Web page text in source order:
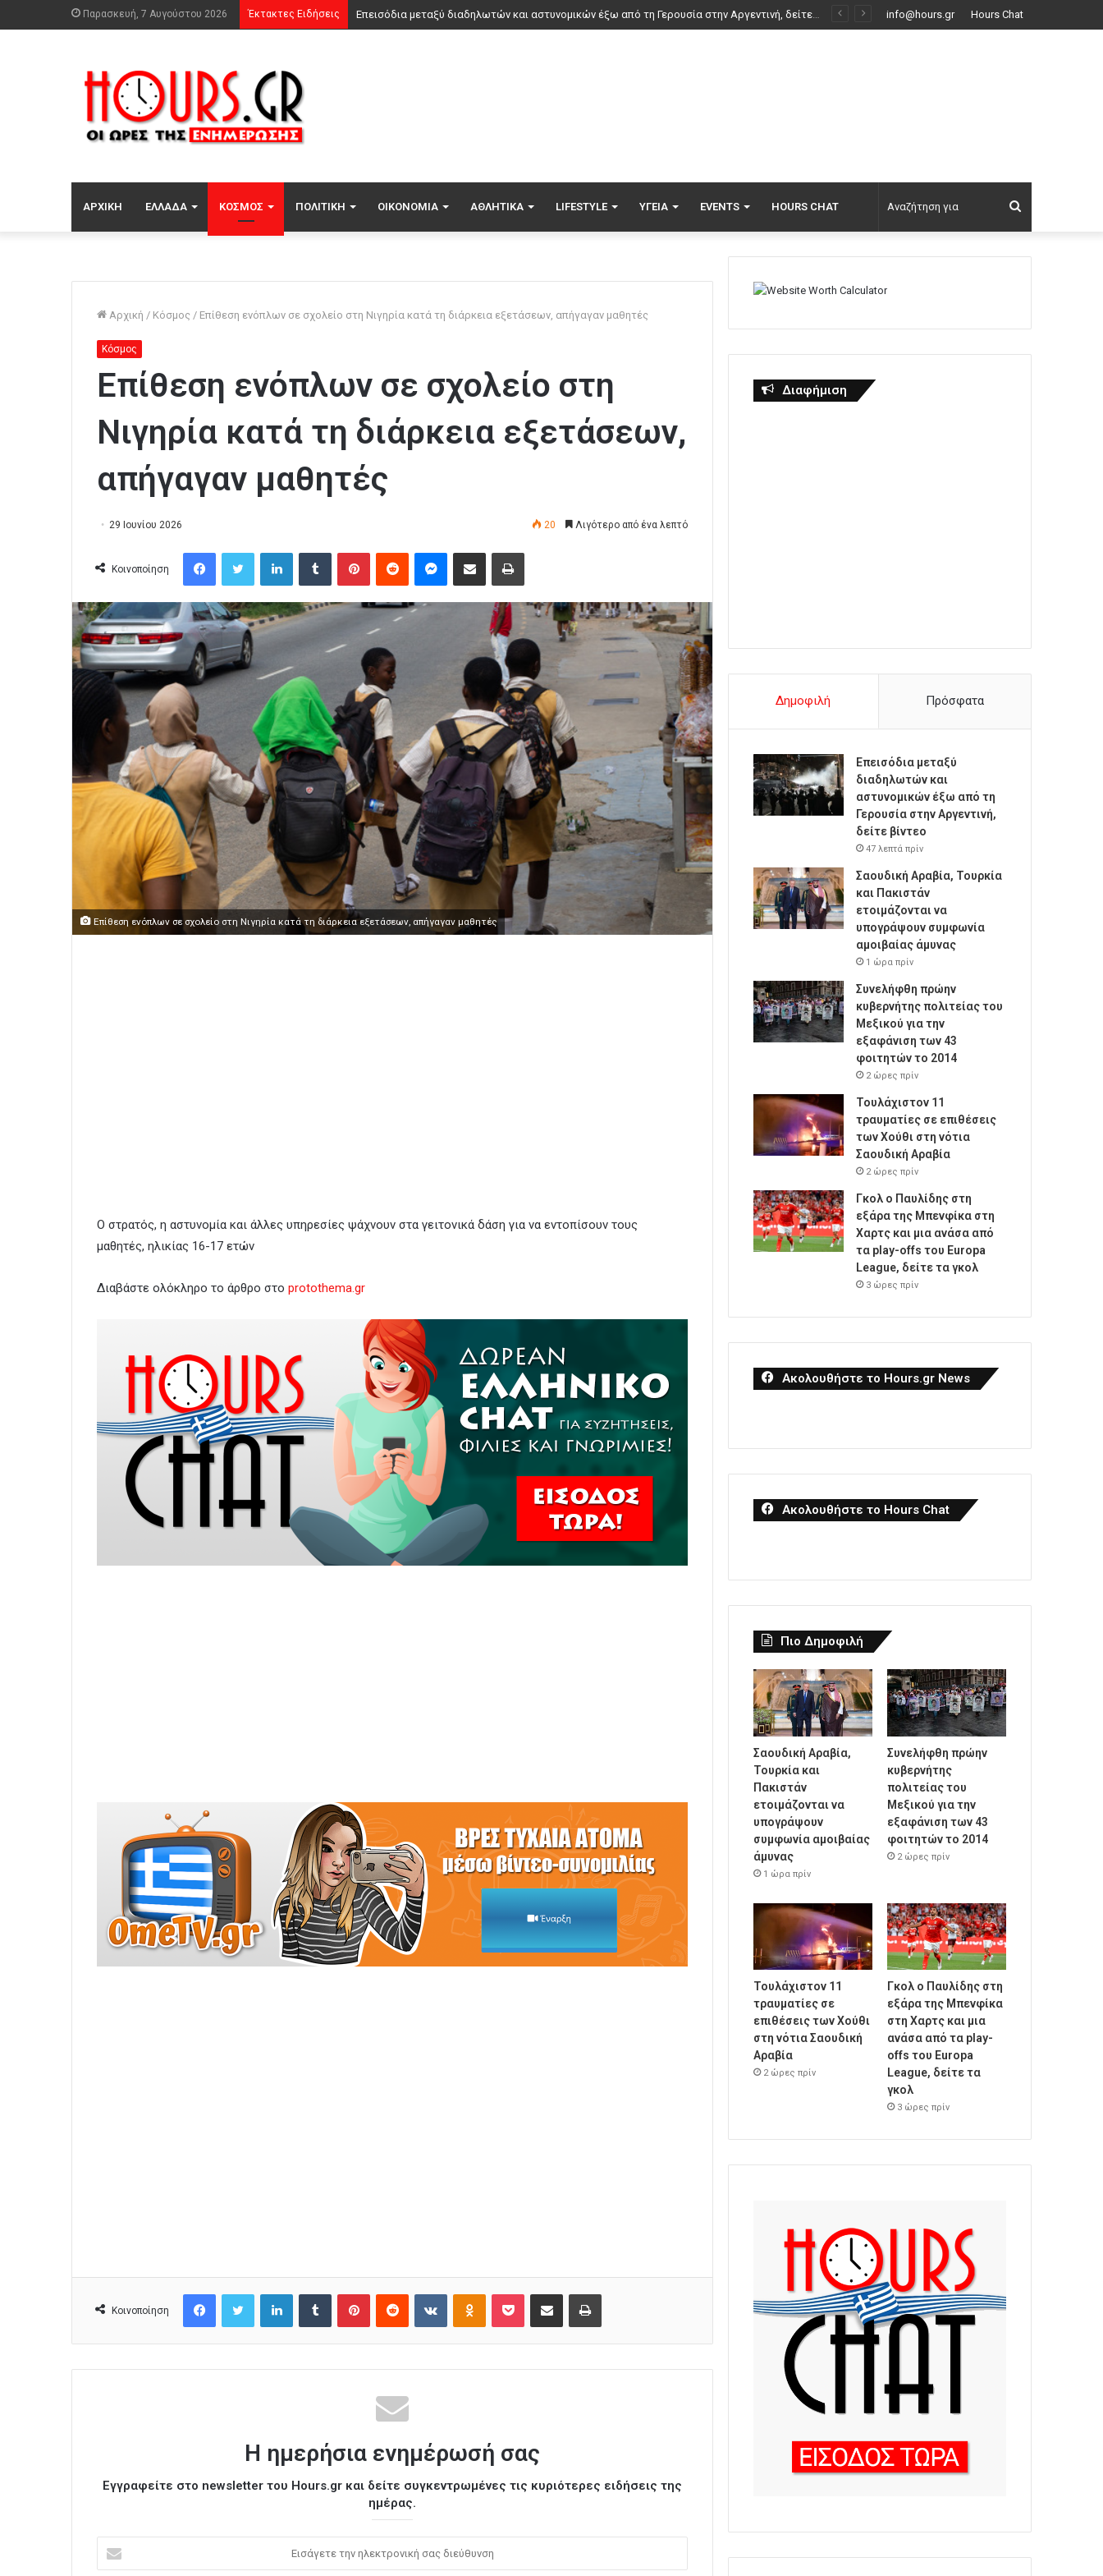
Παρασκευή, 7 Αυγούστου 2026 Έκτακτες Ειδήσεις Σαουδική Αραβία, Τουρκία και Πακιστάν ετοιμάζονται να υπογράψουν συμφωνία αμοιβαίας άμυνας info@hours.gr Hours Chat
ΑΡΧΙΚΉ ΕΛΛΆΔΑ ΚΌΣΜΟΣ ΠΟΛΙΤΙΚΉ ΟΙΚΟΝΟΜΊΑ ΑΘΛΗΤΙΚΆ LIFESTYLE ΥΓΕΊΑ EVENTS HOURS CHAT
για
Αρχική / Κόσμος / Επίθεση ενόπλων σε σχολείο στη Νιγηρία κατά τη διάρκεια εξετάσεων, απήγαγαν μαθητές
Κόσμος
Επίθεση ενόπλων σε σχολείο στη
Νιγηρία κατά τη διάρκεια εξετάσεων,
απήγαγαν μαθητές
29 Ιουνίου 2026 20 Λιγότερο από ένα λεπτό
Κοινοποίηση
Επίθεση ενόπλων σε σχολείο στη Νιγηρία κατά τη διάρκεια εξετάσεων, απήγαγαν μαθητές
Ο στρατός, η αστυνομία και άλλες υπηρεσίες ψάχνουν στα γειτονικά δάση για να εντοπίσουν τους
μαθητές, ηλικίας 16-17 ετών
Διαβάστε ολόκληρο το άρθρο στο protothema.gr
Κοινοποίηση
Η ημερήσια ενημέρωσή σας
Εγγραφείτε στο newsletter του Hours.gr και δείτε συγκεντρωμένες τις κυριότερες ειδήσεις της
ημέρας.
Διαφήμιση
Δημοφιλή Πρόσφατα
Επεισόδια μεταξύ
διαδηλωτών και
αστυνομικών έξω από τη
Γερουσία στην Αργεντινή,
δείτε βίντεο
47 λεπτά πρίν
Σαουδική Αραβία, Τουρκία
και Πακιστάν
ετοιμάζονται να
υπογράψουν συμφωνία
αμοιβαίας άμυνας
1 ώρα πρίν
Συνελήφθη πρώην
κυβερνήτης πολιτείας του
Μεξικού για την
εξαφάνιση των 43
φοιτητών το 2014
2 ώρες πρίν
Τουλάχιστον 11
τραυματίες σε επιθέσεις
των Χούθι στη νότια
Σαουδική Αραβία
2 ώρες πρίν
Γκολ ο Παυλίδης στη
εξάρα της Μπενφίκα στη
Χαρτς και μια ανάσα από
τα play-offs του Europa
League, δείτε τα γκολ
3 ώρες πρίν
Ακολουθήστε το Hours.gr News
Ακολουθήστε το Hours Chat
Πιο Δημοφιλή
Σαουδική Αραβία,
Τουρκία και
Πακιστάν
ετοιμάζονται να
υπογράψουν
συμφωνία αμοιβαίας
άμυνας
1 ώρα πρίν
Συνελήφθη πρώην
κυβερνήτης
πολιτείας του
Μεξικού για την
εξαφάνιση των 43
φοιτητών το 2014
2 ώρες πρίν
Τουλάχιστον 11
τραυματίες σε
επιθέσεις των Χούθι
στη νότια Σαουδική
Αραβία
2 ώρες πρίν
Γκολ ο Παυλίδης στη
εξάρα της Μπενφίκα
στη Χαρτς και μια
ανάσα από τα play-
offs του Europa
League, δείτε τα
γκολ
3 ώρες πρίν